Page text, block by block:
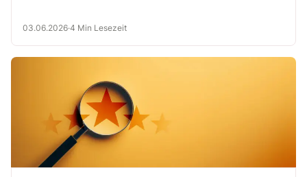
03.06.2026·4 Min Lesezeit